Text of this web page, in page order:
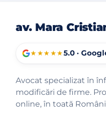
av. Mara
★★★★★5.0 ·
Avocat specializat în
modificări de firme.
online, în toată